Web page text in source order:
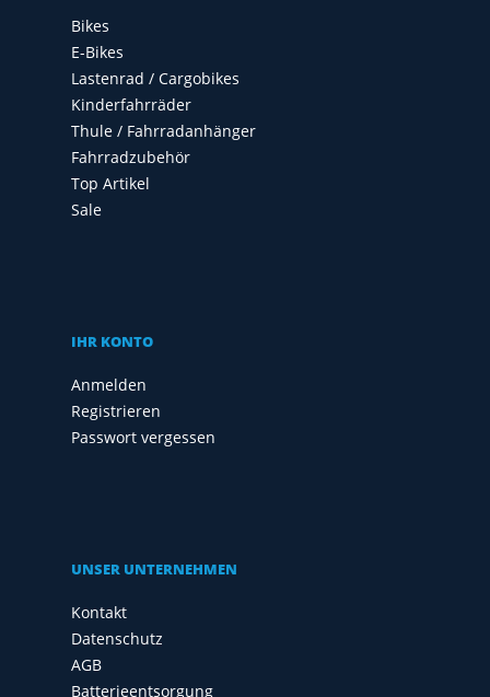
Bikes
E-Bikes
Lastenrad / Cargobikes
Kinderfahrräder
Thule / Fahrradanhänger
Fahrradzubehör
Top Artikel
Sale
IHR KONTO
Anmelden
Registrieren
Passwort vergessen
UNSER UNTERNEHMEN
Kontakt
Datenschutz
AGB
Batterieentsorgung